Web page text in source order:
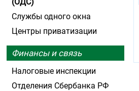
Службы одного окна
Центры приватизации
Финансы и связь
Налоговые инспекции
Отделения Сбербанка РФ